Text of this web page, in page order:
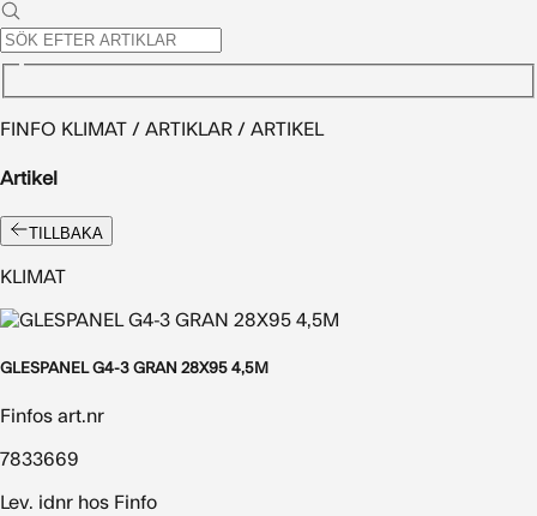
FINFO KLIMAT / ARTIKLAR / ARTIKEL
Artikel
TILLBAKA
KLIMAT
GLESPANEL G4-3 GRAN 28X95 4,5M
Finfos art.nr
7833669
Lev. idnr hos Finfo